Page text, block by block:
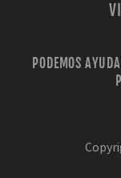
PODEMOS